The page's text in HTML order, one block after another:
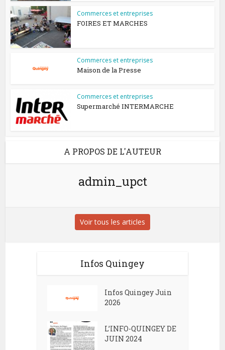
Commerces et entreprises
FOIRES ET MARCHES
Commerces et entreprises
Maison de la Presse
Commerces et entreprises
Supermarché INTERMARCHE
A PROPOS DE L'AUTEUR
admin_upct
Voir tous les articles
Infos Quingey
Infos Quingey Juin
2026
L’INFO-QUINGEY DE
JUIN 2024